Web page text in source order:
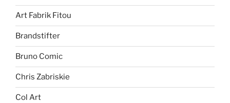
Art Fabrik Fitou
Brandstifter
Bruno Comic
Chris Zabriskie
Col Art